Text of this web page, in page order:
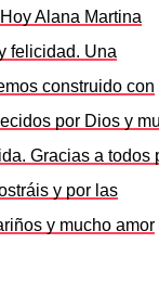
Alana Martina
felicidad. Una
construido con
por Dios y
Gracias a todos
y por las
y mucho amor